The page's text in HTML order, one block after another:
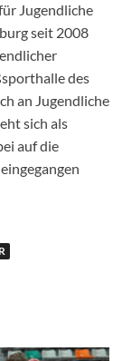
Jugendliche
seit 2008
des
an Jugendliche
sich als
auf die